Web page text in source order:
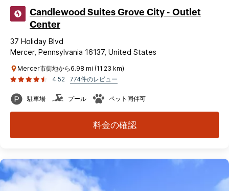
Candlewood Suites Grove City - Outlet
Center
37 Holiday Blvd
Mercer, Pennsylvania 16137, United States
Mercer市街地から6.98 mi (11.23 km)
4.52
774件のレビュー
駐車場 プール ペット同伴可
料金の確認